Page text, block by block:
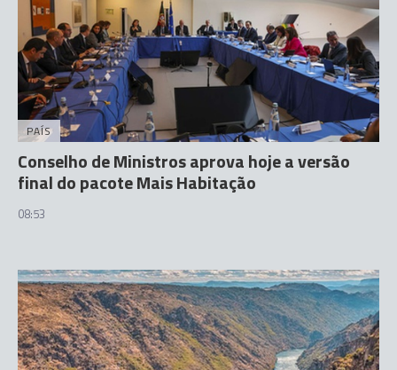
PAÍS
Conselho de Ministros aprova hoje a versão
final do pacote Mais Habitação
08:53